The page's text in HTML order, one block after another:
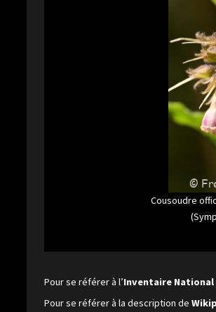
Cousoudre
Pour se référer à l’Inventaire
Pour se référer à la description de